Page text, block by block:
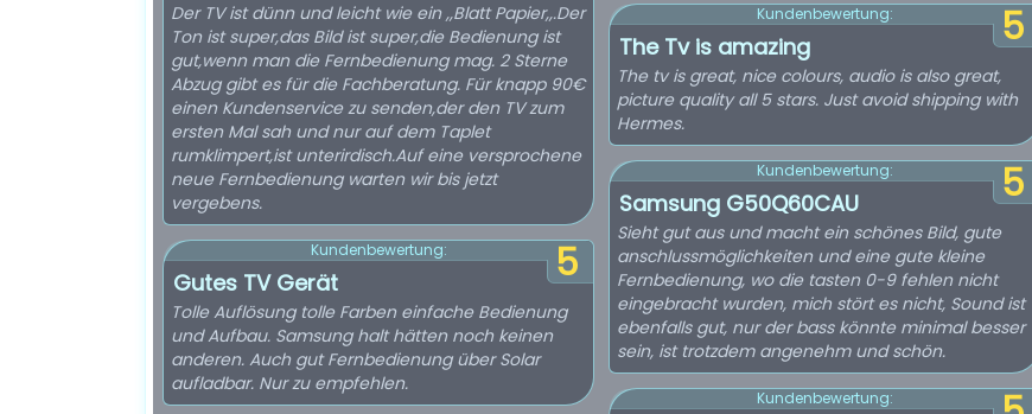
Der TV ist dünn und leicht wie ein ,,Blatt Papier,,.Der
Ton ist super,das Bild ist super,die Bedienung ist
gut,wenn man die Fernbedienung mag. 2 Sterne
Abzug gibt es für die Fachberatung. Für knapp 90€
einen Kundenservice zu senden,der den TV zum
ersten Mal sah und nur auf dem Taplet
rumklimpert,ist unterirdisch.Auf eine versprochene
neue Fernbedienung warten wir bis jetzt
vergebens.
5
Kundenbewertung:
Gutes TV Gerät
Tolle Auflösung tolle Farben einfache Bedienung
und Aufbau. Samsung halt hätten noch keinen
anderen. Auch gut Fernbedienung über Solar
aufladbar. Nur zu empfehlen.
5
Kundenbewertung:
The Tv is amazing
The tv is great, nice colours, audio is also great,
picture quality all 5 stars. Just avoid shipping with
Hermes.
5
Kundenbewertung:
Samsung G50Q60CAU
Sieht gut aus und macht ein schönes Bild, gute
anschlussmöglichkeiten und eine gute kleine
Fernbedienung, wo die tasten 0-9 fehlen nicht
eingebracht wurden, mich stört es nicht, Sound ist
ebenfalls gut, nur der bass könnte minimal besser
sein, ist trotzdem angenehm und schön.
Kundenbewertung: